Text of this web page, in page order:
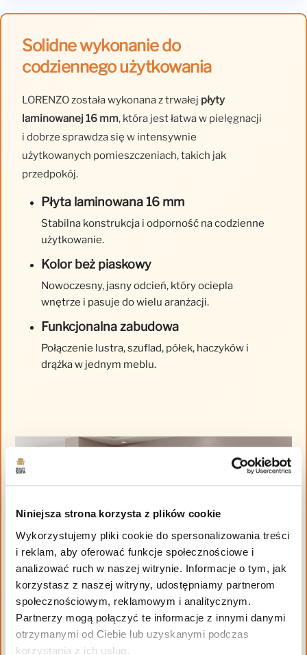
Niniejsza strona korzysta z plików cookie
Wykorzystujemy pliki cookie do spersonalizowania treści
i reklam, aby oferować funkcje społecznościowe i
analizować ruch w naszej witrynie. Informacje o tym, jak
korzystasz z naszej witryny, udostępniamy partnerom
społecznościowym, reklamowym i analitycznym.
Partnerzy mogą połączyć te informacje z innymi danymi
otrzymanymi od Ciebie lub uzyskanymi podczas
korzystania z ich usług.
Solidne wykonanie do
codziennego użytkowania
LORENZO została wykonana z trwałej płyty
laminowanej 16 mm, która jest łatwa w pielęgnacji
i dobrze sprawdza się w intensywnie
użytkowanych pomieszczeniach, takich jak
przedpokój.
Płyta laminowana 16 mm
Stabilna konstrukcja i odporność na codzienne
użytkowanie.
Kolor beż piaskowy
Nowoczesny, jasny odcień, który ociepla
wnętrze i pasuje do wielu aranżacji.
Funkcjonalna zabudowa
Połączenie lustra, szuflad, półek, haczyków i
drążka w jednym meblu.